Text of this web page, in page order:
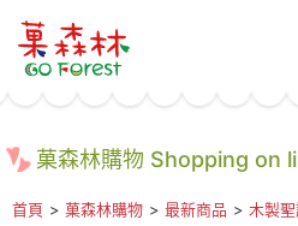
菓森林購物 Shopping on
首頁 > 菓森林購物 > 最新商品 > 木製